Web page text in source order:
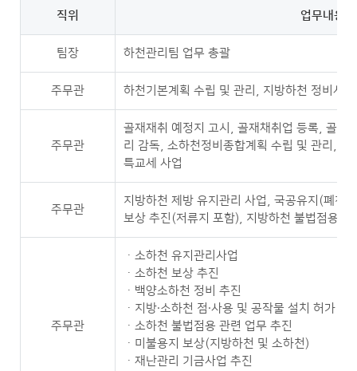
직위 업무내용
팀장 하천관리팀 업무 총괄
주무관 하천기본계획 수립 및 관리, 지방하천 정비사
주무관
골재재취 예정지 고시, 골재채취업 등록, 골재
리 감독, 소하천정비종합계획 수립 및 관리,
특교세 사업
주무관
지방하천 제방 유지관리 사업, 국공유지(폐천
보상 추진(저류지 포함), 지방하천 불법점용
주무관
ㆍ소하천 유지관리사업
ㆍ소하천 보상 추진
ㆍ백양소하천 정비 추진
ㆍ지방·소하천 점·사용 및 공작물 설치 허가 협
ㆍ소하천 불법점용 관련 업무 추진
ㆍ미불용지 보상(지방하천 및 소하천)
ㆍ재난관리 기금사업 추진